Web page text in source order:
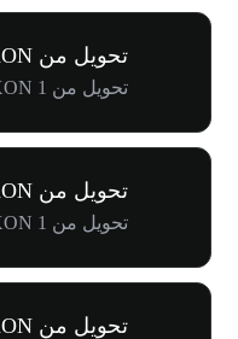
تحويل من COPXON إلى USD
تحويل من 1 COPXON إلى $86.21
تحويل من COPXON إلى MXN
تحويل من 1 COPXON إلى Mex$1.48K
تحويل من COPXON إلى ZAR